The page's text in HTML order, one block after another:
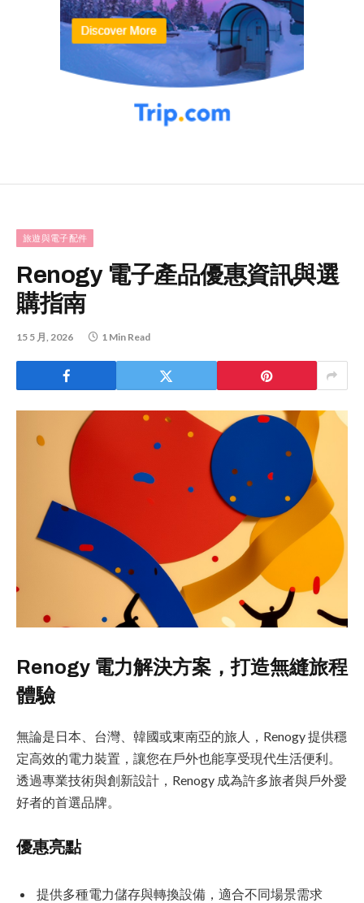
旅遊與電子配件
Renogy 電子產品優惠資訊與選
購指南
15 5 月, 2026 1 Min Read
Renogy 電力解決方案，打造無縫旅程
體驗
無論是日本、台灣、韓國或東南亞的旅人，Renogy 提供穩
定高效的電力裝置，讓您在戶外也能享受現代生活便利。
透過專業技術與創新設計，Renogy 成為許多旅者與戶外愛
好者的首選品牌。
優惠亮點
提供多種電力儲存與轉換設備，適合不同場景需求